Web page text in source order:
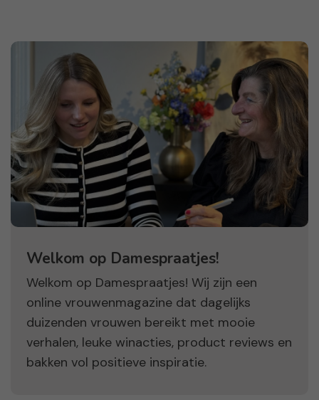
Welkom op Damespraatjes!
Welkom op Damespraatjes! Wij zijn een
online vrouwenmagazine dat dagelijks
duizenden vrouwen bereikt met mooie
verhalen, leuke winacties, product reviews en
bakken vol positieve inspiratie.